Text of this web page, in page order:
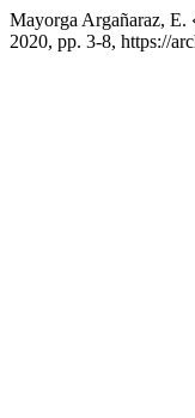
Mayorga Argañaraz,
2020, pp. 3-8, https://